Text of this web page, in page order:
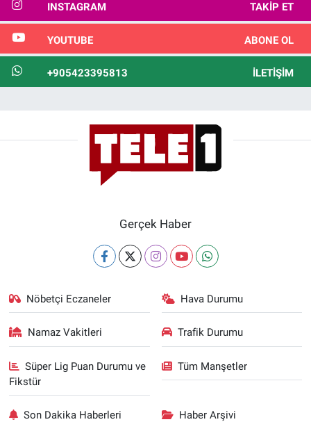
INSTAGRAM TAKIP ET
YOUTUBE ABONE OL
+905423395813 İLETIŞIM
Gerçek Haber
Nöbetçi Eczaneler Hava Durumu
Namaz Vakitleri Trafik Durumu
Süper Lig Puan Durumu ve
Fikstür
Tüm Manşetler
Son Dakika Haberleri Haber Arşivi
Türkiye'nin Gündemi
Yerel Gündem
Yerel Yaşam